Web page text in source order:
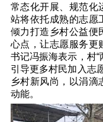
常态化开展、规范化
站将依托成熟的志愿
倾力打造乡村公益便
心点，让志愿服务更
书记冯振海表示，村
引导更多村民加入志
乡村新风尚，以涓滴
动能。